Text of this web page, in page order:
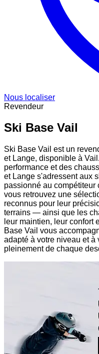
Nous localiser
Revendeur
Ski Base Vail
Ski Base Vail est un
et Lange, disponible à
performance et des
et Lange s'adressent aux
passionné au compétiteur
vous retrouvez une
reconnus pour leur
terrains — ainsi que les
leur maintien, leur confort
Base Vail vous
adapté à votre niveau et à
pleinement de chaque